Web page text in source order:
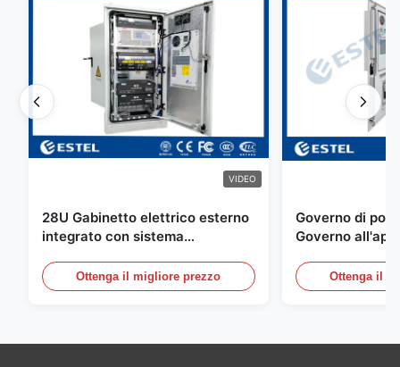
VIDEO
28U Gabinetto elettrico esterno
integrato con sistema
Ottenga il migliore prezzo
Governo di
Governo
sensore
della porta
Ottenga il